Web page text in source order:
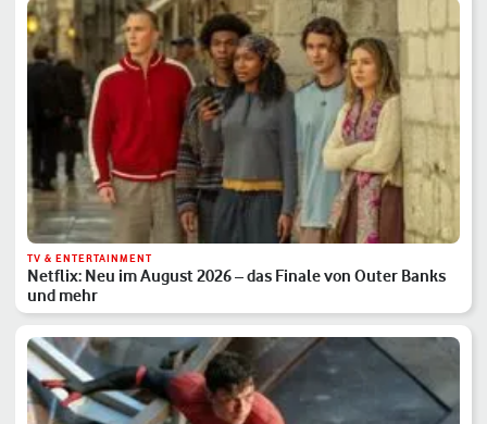
TV & ENTERTAINMENT
Netflix: Neu im August 2026 – das Finale von Outer Banks
und mehr